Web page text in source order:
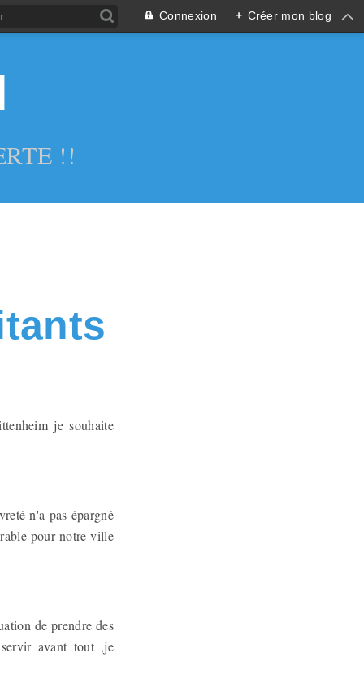
Connexion + Créer mon blog
!!
je souhaite
n'a pas épargné
pour notre ville
de prendre des
avant tout ,je